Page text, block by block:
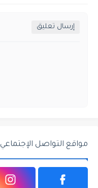
إرسال تعليق
مواقع التواصل الإجتماعي